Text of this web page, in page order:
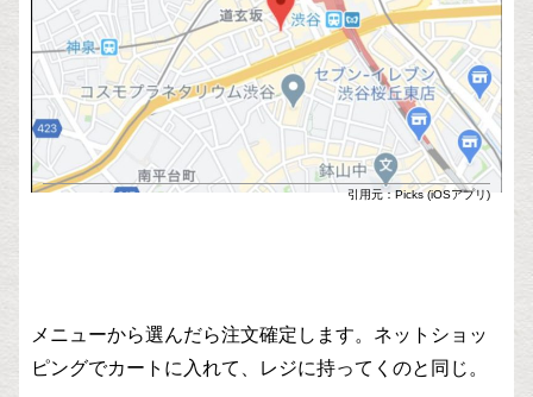
引用元：Picks (iOSアプリ)
メニューから選んだら注文確定します。ネットショッ
ピングでカートに入れて、レジに持ってくのと同じ。